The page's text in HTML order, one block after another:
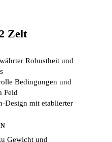
Zelt
Robustheit und
Bedingungen und
Feld
Design mit etablierter
Gewicht und